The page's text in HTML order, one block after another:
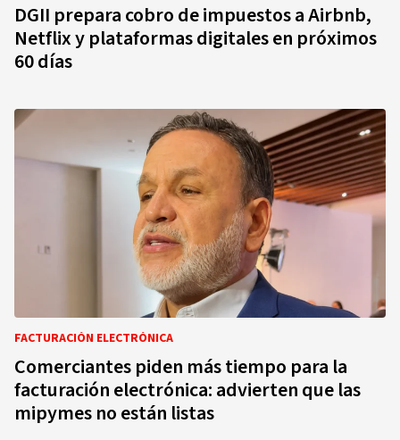
DGII prepara cobro de impuestos a Airbnb,
Netflix y plataformas digitales en próximos
60 días
FACTURACIÓN ELECTRÓNICA
Comerciantes piden más tiempo para la
facturación electrónica: advierten que las
mipymes no están listas